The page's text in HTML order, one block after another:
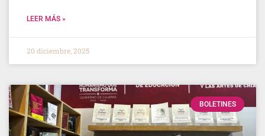
LEER MÁS »
20 diciembre, 2025
BOLETINES